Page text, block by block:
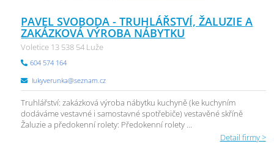
PAVEL SVOBODA - TRUHLÁŘSTVÍ, ŽALUZIE A
ZAKÁZKOVÁ VÝROBA NÁBYTKU
Voletice 13 538 54 Luže
604 574 164
lukyverunka@seznam.cz
Truhlářství: zakázková výroba nábytku kuchyně (ke kuchyním
dodáváme vestavné i samostavné spotřebiče) vestavěné skříně
Žaluzie a předokenní rolety: Předokenní rolety ...
Detail firmy >